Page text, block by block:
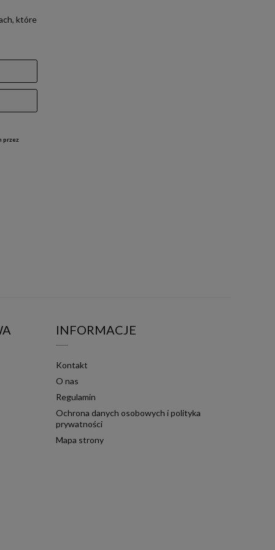
które
przez
INFORMACJE
Kontakt
O nas
Regulamin
Ochrona danych osobowych i polityka
prywatności
Mapa strony